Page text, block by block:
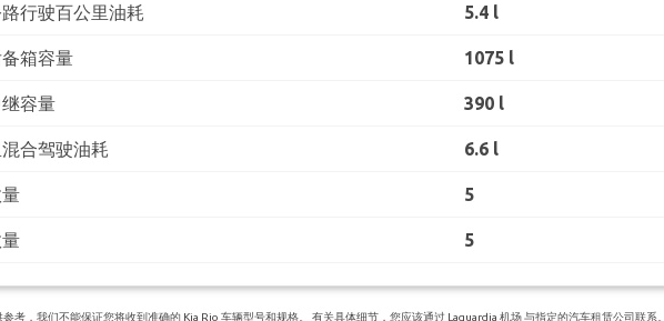
行驶百公里油耗 5.4 l
箱容量 1075 l
容量 390 l
合驾驶油耗 6.6 l
5
5
考，我们不能保证您将收到准确的 Kia Rio 车辆型号和规格。 有关具体细节，您应该通过 Laguardia 机场 与指定的汽车租赁公司联系。